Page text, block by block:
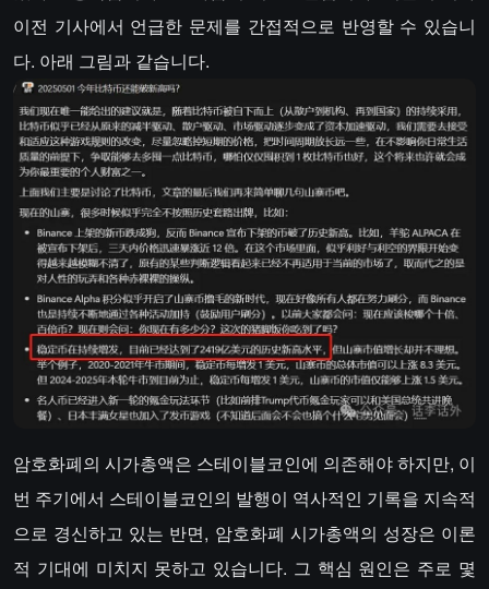
이전 기사에서 언급한 문제를 간접적으로 반영할 수 있습니
다. 아래 그림과 같습니다.
암호화폐의 시가총액은 스테이블코인에 의존해야 하지만, 이
번 주기에서 스테이블코인의 발행이 역사적인 기록을 지속적
으로 경신하고 있는 반면, 암호화폐 시가총액의 성장은 이론
적 기대에 미치지 못하고 있습니다. 그 핵심 원인은 주로 몇